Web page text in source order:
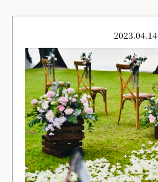
2023.04.14